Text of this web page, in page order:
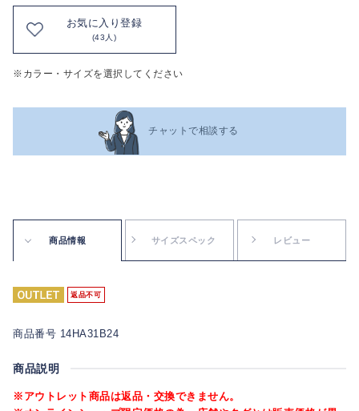
お気に入り登録
(43人)
※カラー・サイズを選択してください
チャットで相談する
商品情報 サイズスペック レビュー
返品不可
商品番号 14HA31B24
商品説明
※アウトレット商品は返品・交換できません。